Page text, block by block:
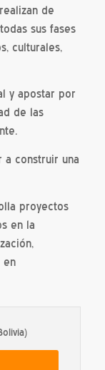
de
sus fases
culturales,
y apostar por
de las
construir una
proyectos
en la
en